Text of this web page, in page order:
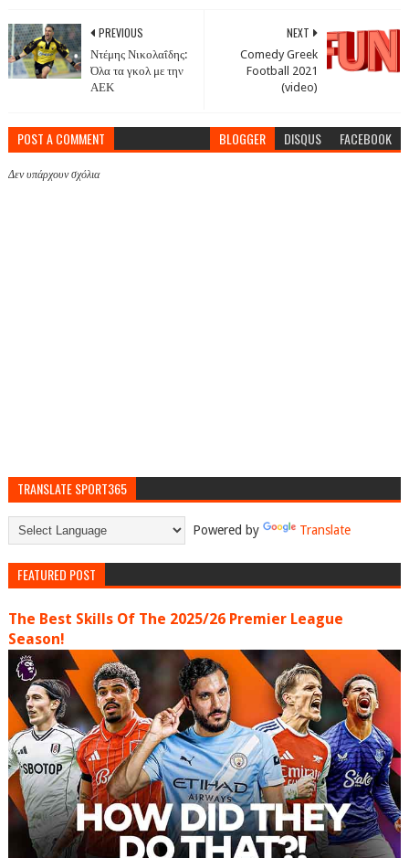
NEXT
Comedy Greek
Football 2021
(video)
PREVIOUS
Ντέμης Νικολαΐδης:
Όλα τα γκολ με την
ΑΕΚ
POST A COMMENT BLOGGER DISQUS FACEBOOK
Δεν υπάρχουν σχόλια
TRANSLATE SPORT365
Powered by Translate
FEATURED POST
The Best Skills Of The 2025/26 Premier League
Season!